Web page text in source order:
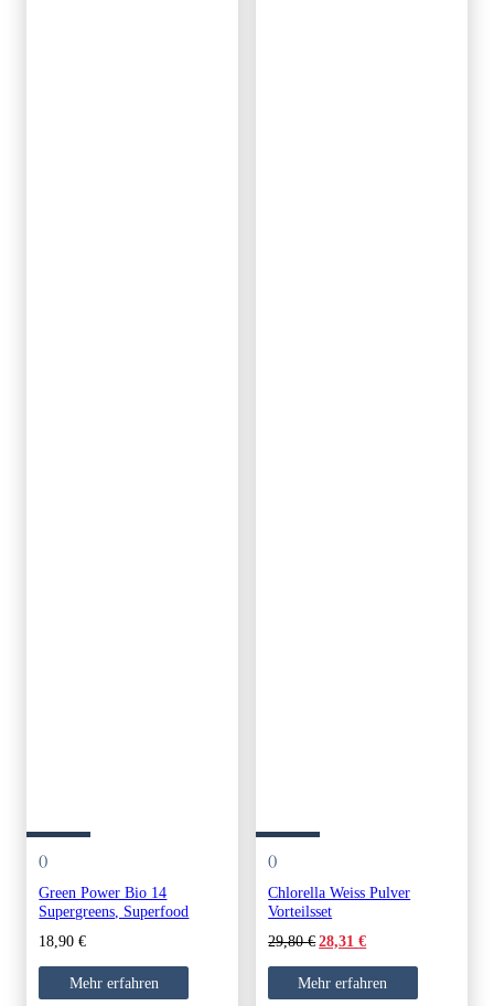
()
Green Power Bio 14
Supergreens, Superfood
18,90€
Mehr erfahren
()
Chlorella Weiss Pulver
Vorteilsset
29,80€Original
was:
29,80 €.
28,31€Current
is:
28,31 €.
Mehr erfahren